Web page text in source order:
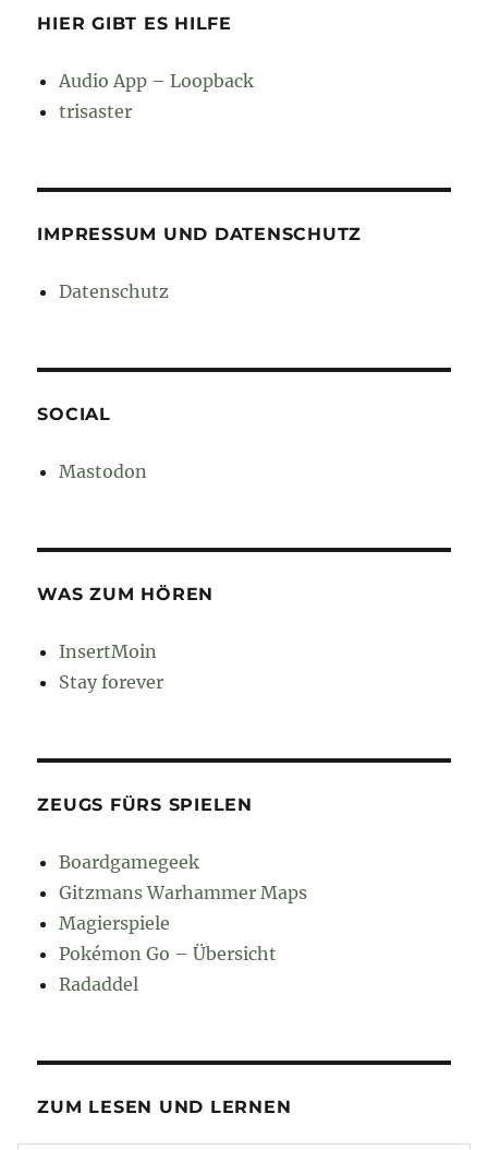
HIER GIBT ES HILFE
Audio App – Loopback
trisaster
IMPRESSUM UND DATENSCHUTZ
Datenschutz
SOCIAL
Mastodon
WAS ZUM HÖREN
InsertMoin
Stay forever
ZEUGS FÜRS SPIELEN
Boardgamegeek
Gitzmans Warhammer Maps
Magierspiele
Pokémon Go – Übersicht
Radaddel
ZUM LESEN UND LERNEN